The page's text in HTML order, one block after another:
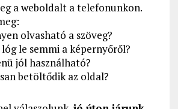
a weboldalt a telefonunkon.
olvasható a szöveg?
le semmi a képernyőről?
jól használható?
betöltődik az oldal?